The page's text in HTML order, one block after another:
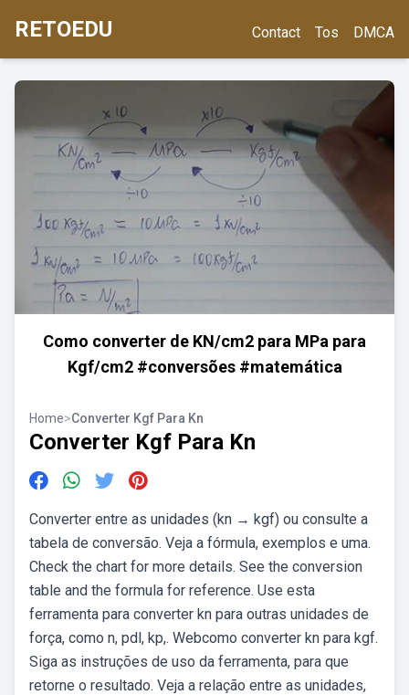
RETOEDU Contact Tos DMCA
Como converter de KN/cm2 para MPa para
Kgf/cm2 #conversões #matemática
Home>Converter Kgf Para Kn
Converter Kgf Para Kn
Converter entre as unidades (kn → kgf) ou consulte a
tabela de conversão. Veja a fórmula, exemplos e uma.
Check the chart for more details. See the conversion
table and the formula for reference. Use esta
ferramenta para converter kn para outras unidades de
força, como n, pdl, kp,. Webcomo converter kn para kgf.
Siga as instruções de uso da ferramenta, para que
retorne o resultado. Veja a relação entre as unidades,